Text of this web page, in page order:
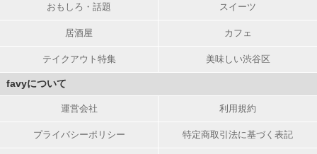
おもしろ・話題 スイーツ
居酒屋 カフェ
テイクアウト特集 美味しい渋谷区
favyについて
運営会社 利用規約
プライバシーポリシー 特定商取引法に基づく表記